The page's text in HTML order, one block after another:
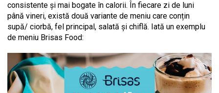
consistente și mai bogate în calorii. În fiecare zi de luni
până vineri, există două variante de meniu care conțin
supă/ ciorbă, fel principal, salată și chiflă. Iată un exemplu
de meniu Brisas Food: